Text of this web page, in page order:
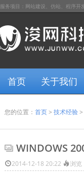
服务项目：网站建设、仿站、程序开
首页 关于我们
您的位置： 首页> 技术经验>
WINDOWS
2014-12-18 20:22 浏览